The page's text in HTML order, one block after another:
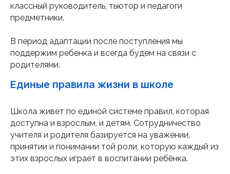
классный руководитель, тьютор и педагоги
предметники.
В период адаптации после поступления мы
поддержим ребенка и всегда будем на связи с
родителями.
Единые правила жизни в школе
Школа живет по единой системе правил, которая
доступна и взрослым, и детям. Сотрудничество
учителя и родителя базируется на уважении,
принятии и понимании той роли, которую каждый из
этих взрослых играет в воспитании ребёнка.